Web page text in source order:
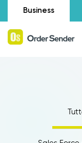
Business